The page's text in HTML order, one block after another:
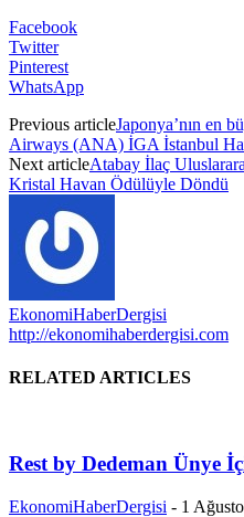
Facebook
Twitter
Pinterest
WhatsApp
Previous articleJaponya’nın en
Airways (ANA) İGA İstanbul
Next articleAtabay İlaç
Kristal Havan Ödülüyle Döndü
EkonomiHaberDergisi
http://ekonomihaberdergisi.com
RELATED ARTICLES
Rest by Dedeman Ünye
EkonomiHaberDergisi - 1